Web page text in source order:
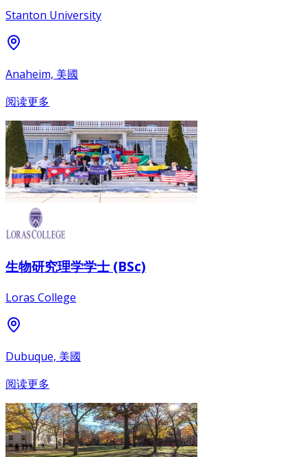
Stanton University
Anaheim, 美國
阅读更多
生物研究理学学士 (BSc)
Loras College
Dubuque, 美國
阅读更多